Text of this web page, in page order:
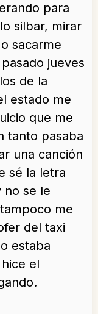
para
silbar, mirar
sacarme
jueves
de la
estado me
que me
tanto pasaba
una canción
sé la letra
no se le
me
del taxi
estaba
el